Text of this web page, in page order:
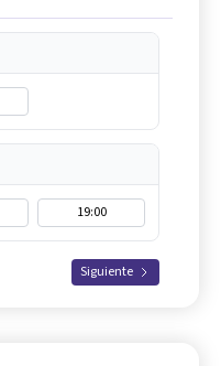
19:00
Siguiente